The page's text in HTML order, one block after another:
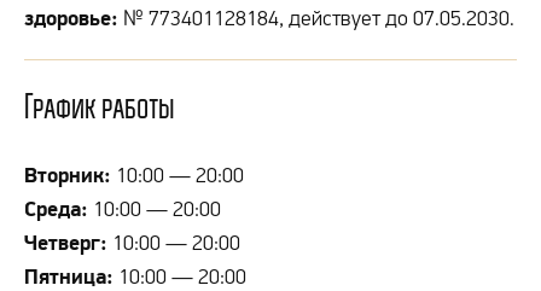
здоровье: № 773401128184, действует до 07.05.2030.
График работы
Вторник: 10:00 — 20:00
Среда: 10:00 — 20:00
Четверг: 10:00 — 20:00
Пятница: 10:00 — 20:00